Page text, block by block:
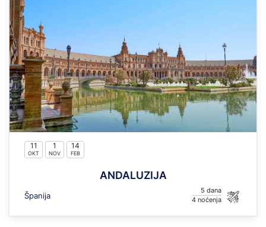
11
OKT
1
NOV
14
FEB
ANDALUZIJA
Španija
5
4